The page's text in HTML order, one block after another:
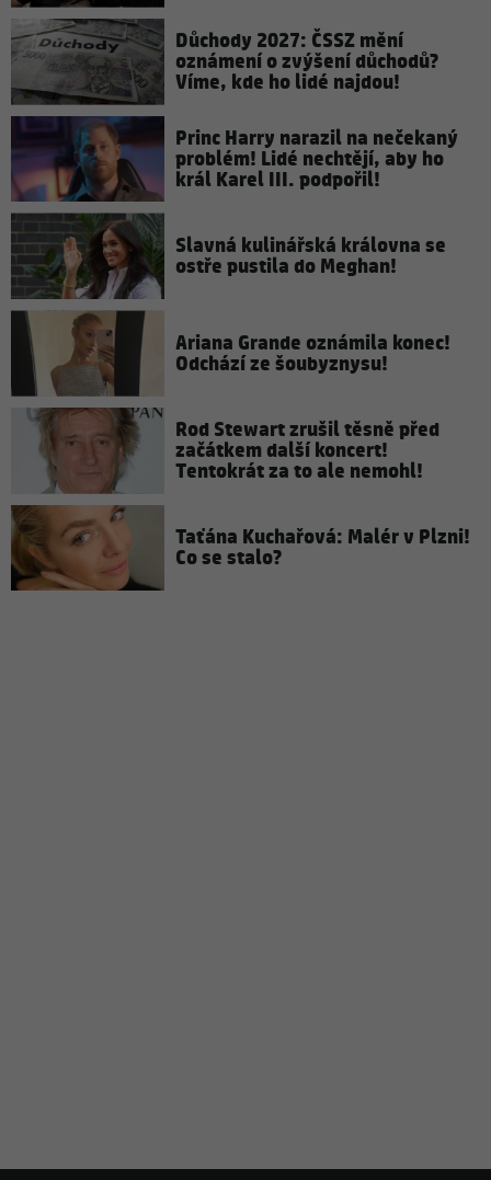
Důchody 2027: ČSSZ mění
oznámení o zvýšení důchodů?
Víme, kde ho lidé najdou!
Princ Harry narazil na nečekaný
problém! Lidé nechtějí, aby ho
král Karel III. podpořil!
Slavná kulinářská královna se
ostře pustila do Meghan!
Ariana Grande oznámila konec!
Odchází ze šoubyznysu!
Rod Stewart zrušil těsně před
začátkem další koncert!
Tentokrát za to ale nemohl!
Taťána Kuchařová: Malér v Plzni!
Co se stalo?